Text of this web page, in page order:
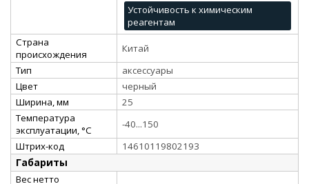
Устойчивость к химическим
реагентам
Страна
происхождения
Китай
Тип
аксессуары
Цвет
черный
Ширина, мм
25
Температура
эксплуатации, °C
-40...150
Штрих-код
14610119802193
Габариты
Вес нетто